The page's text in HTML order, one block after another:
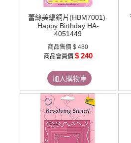
蕾絲美編銅片(HBM7001)-
Happy Birthday HA-
4051449
商品售價 $ 480
商品會員價 $ 240
加入購物車